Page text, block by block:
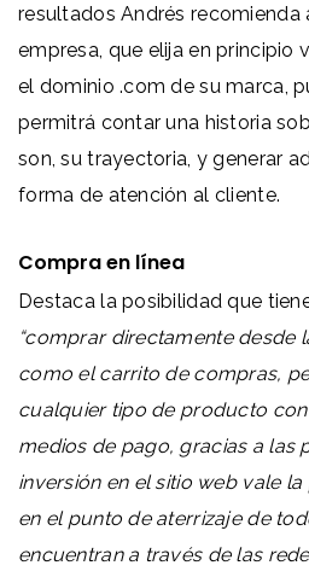
resultados Andrés recomienda
empresa, que elija en principio
el dominio .com de su marca,
permitrá contar una historia
son, su trayectoria, y generar
forma de atención al cliente.
Compra en línea
Destaca la posibilidad que
“comprar directamente desde
como el carrito de compras,
cualquier tipo de producto
medios de pago, gracias a las
inversión en el sitio web vale
en el punto de aterrizaje de
encuentran a través de las